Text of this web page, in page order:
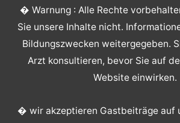
� Warnung : Alle Rechte
Sie unsere Inhalte nicht.
Bildungszwecken weitergegeben.
Arzt konsultieren, bevor Sie auf
Website einwirken.
� wir akzeptieren Gastbeiträge auf